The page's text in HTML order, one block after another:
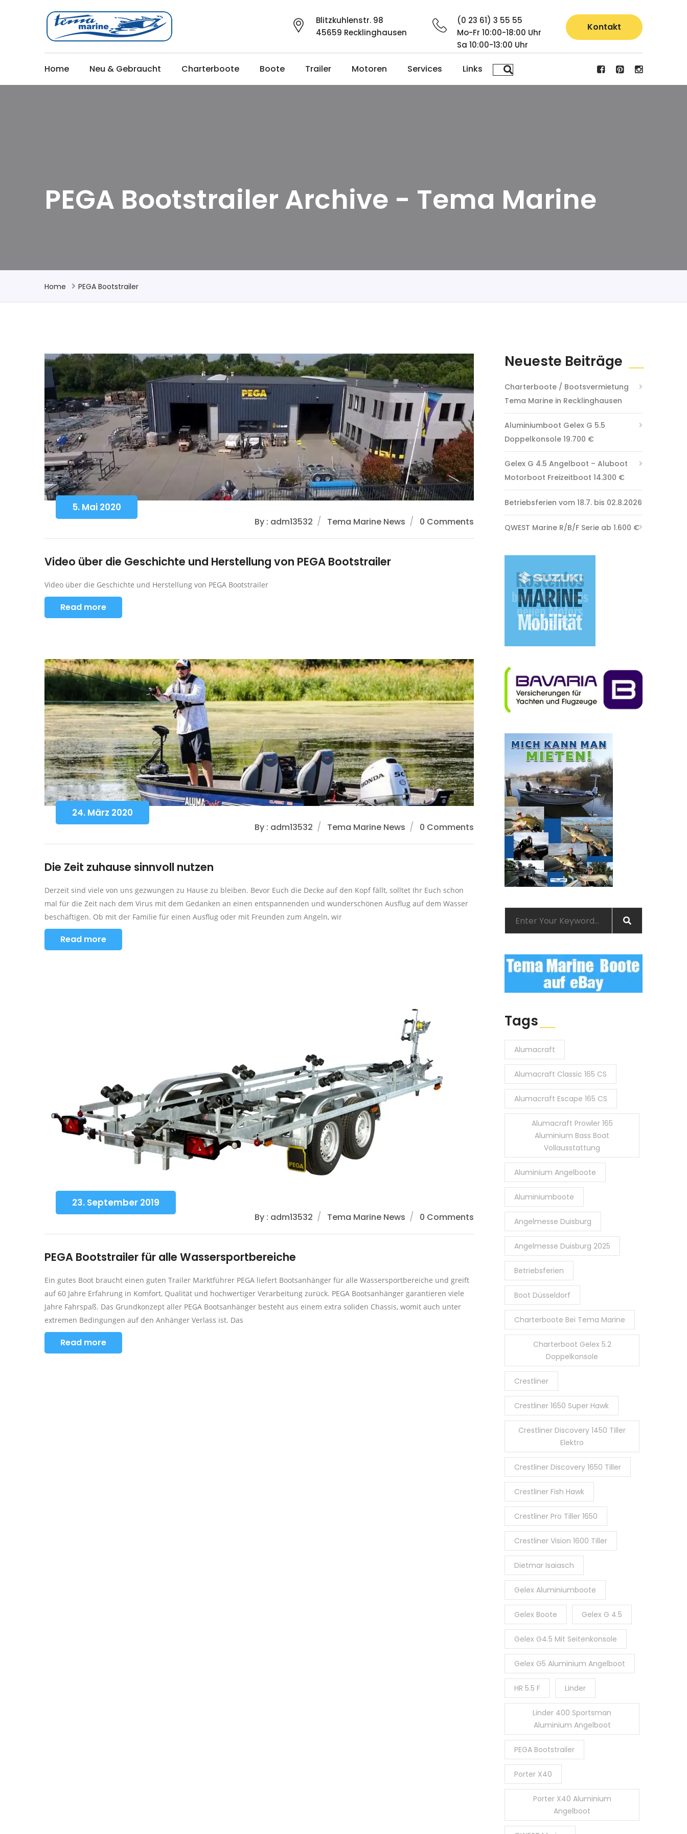
Blitzkuhlenstr. 98
45659 Recklinghausen
(0 23 61) 3 55 55
Mo-Fr 10:00-18:00 Uhr
Sa 10:00-13:00 Uhr
Kontakt
Home Neu & Gebraucht Charterboote Boote Trailer Motoren Services Links
PEGA Bootstrailer Archive - Tema Marine
Home PEGA Bootstrailer
5. Mai 2020
By : adm13532 Tema Marine News 0 Comments
Video über die Geschichte und Herstellung von PEGA Bootstrailer
Video über die Geschichte und Herstellung von PEGA Bootstrailer
Read more
24. März 2020
By : adm13532 Tema Marine News 0 Comments
Die Zeit zuhause sinnvoll nutzen
Derzeit sind viele von uns gezwungen zu Hause zu bleiben. Bevor Euch die Decke auf den Kopf fällt, solltet Ihr Euch schon
mal für die Zeit nach dem Virus mit dem Gedanken an einen entspannenden und wunderschönen Ausflug auf dem Wasser
beschäftigen. Ob mit der Familie für einen Ausflug oder mit Freunden zum Angeln, wir
Read more
23. September 2019
By : adm13532 Tema Marine News 0 Comments
PEGA Bootstrailer für alle Wassersportbereiche
Ein gutes Boot braucht einen guten Trailer Marktführer PEGA liefert Bootsanhänger für alle Wassersportbereiche und greift
auf 60 Jahre Erfahrung in Komfort, Qualität und hochwertiger Verarbeitung zurück. PEGA Bootsanhänger garantieren viele
Jahre Fahrspaß. Das Grundkonzept aller PEGA Bootsanhänger besteht aus einem extra soliden Chassis, womit auch unter
extremen Bedingungen auf den Anhänger Verlass ist. Das
Read more
Neueste Beiträge
Charterboote / Bootsvermietung
Tema Marine in Recklinghausen
Aluminiumboot Gelex G 5.5
Doppelkonsole 19.700 €
Gelex G 4.5 Angelboot – Aluboot
Motorboot Freizeitboot 14.300 €
Betriebsferien vom 18.7. bis 02.8.2026
QWEST Marine R/B/F Serie ab 1.600 €
Tags
Alumacraft
Alumacraft Classic 165 CS
Alumacraft Escape 165 CS
Alumacraft Prowler 165
Aluminium Bass Boat
Vollausstattung
Aluminium Angelboote
Aluminiumboote
Angelmesse Duisburg
Angelmesse Duisburg 2025
Betriebsferien
Boot Düsseldorf
Charterboote Bei Tema Marine
Charterboot Gelex 5.2
Doppelkonsole
Crestliner
Crestliner 1650 Super Hawk
Crestliner Discovery 1450 Tiller
Elektro
Crestliner Discovery 1650 Tiller
Crestliner Fish Hawk
Crestliner Pro Tiller 1650
Crestliner Vision 1600 Tiller
Dietmar Isaiasch
Gelex Aluminiumboote
Gelex Boote Gelex G 4.5
Gelex G4.5 Mit Seitenkonsole
Gelex G5 Aluminium Angelboot
HR 5.5 F Linder
Linder 400 Sportsman
Aluminium Angelboot
PEGA Bootstrailer
Porter X40
Porter X40 Aluminium
Angelboot